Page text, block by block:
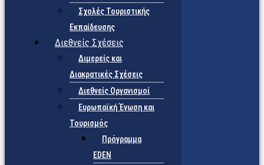
Σχολές Τουριστικής
Εκπαίδευσης
Διεθνείς Σχέσεις
Διμερείς και
Διακρατικές Σχέσεις
Διεθνείς Οργανισμοί
Ευρωπαϊκή Ένωση και
Τουρισμός
Πρόγραμμα
EDEN